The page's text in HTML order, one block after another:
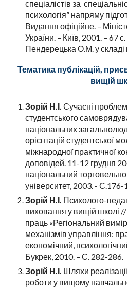
спеціалістів за
психологія” напряму
Видання офіційне. –
України. – Київ, 2001. – 67
Пендерецька О.М. у складі
Тематика публікацій,
вищій
Зорій Н.І. Сучасні
студентського
національних
орієнтацій студентської
міжнародної практичної
доповідей. 11-12 грудня
національний
університет, 2003. - С.176-
Зорій Н.І. Психолого-
виховання у вищій школі
праць «Регіональний
механізмів управління:
економічний,
Букрек, 2010. – С. 282-286.
Зорій Н.І. Шляхи
роботи у вищому